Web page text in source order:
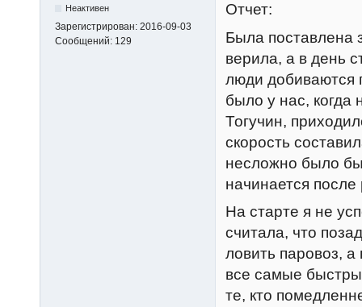
Неактивен
Зарегистрирован: 2016-09-03
Сообщений: 129
Отчет:
Была поставлена
верила, а в день
люди добиваются
было у нас, когда
Тогучин,
скорость
несложно было
начинается
На старте я не
считала, что
ловить паровоз, а
все самые
те, кто